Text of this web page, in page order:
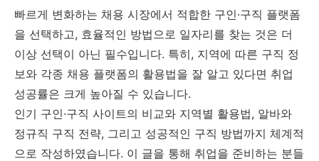
빠르게 변화하는 채용 시장에서 적합한 구인·구직 플랫폼
을 선택하고, 효율적인 방법으로 일자리를 찾는 것은 더
이상 선택이 아닌 필수입니다. 특히, 지역에 따른 구직 정
보와 각종 채용 플랫폼의 활용법을 잘 알고 있다면 취업
성공률은 크게 높아질 수 있습니다.
인기 구인·구직 사이트의 비교와 지역별 활용법, 알바와
정규직 구직 전략, 그리고 성공적인 구직 방법까지 체계적
으로 작성하였습니다. 이 글을 통해 취업을 준비하는 분들